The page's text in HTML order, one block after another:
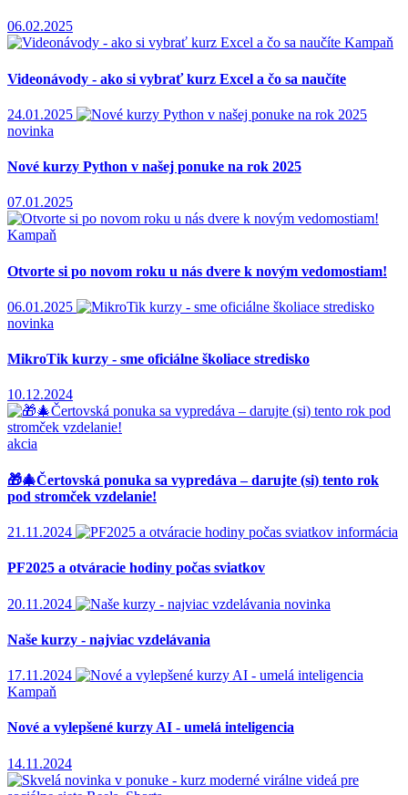
06.02.2025
Kampaň
Videonávody - ako si vybrať kurz Excel a čo sa naučíte
24.01.2025
novinka
Nové kurzy Python v našej ponuke na rok 2025
07.01.2025
Kampaň
Otvorte si po novom roku u nás dvere k novým vedomostiam!
06.01.2025
novinka
MikroTik kurzy - sme oficiálne školiace stredisko
10.12.2024
akcia
🎁🎄Čertovská ponuka sa vypredáva – darujte (si) tento rok
pod stromček vzdelanie!
21.11.2024 informácia
PF2025 a otváracie hodiny počas sviatkov
20.11.2024 novinka
Naše kurzy - najviac vzdelávania
17.11.2024
Kampaň
Nové a vylepšené kurzy AI - umelá inteligencia
14.11.2024